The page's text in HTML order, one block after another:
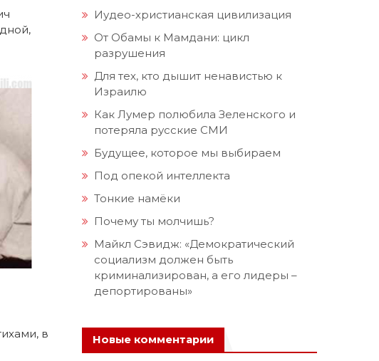
в
Иудео-христианская цивилизация
От Обамы к Мамдани: цикл
разрушения
Для тех, кто дышит ненавистью к
Израилю
Как Лумер полюбила Зеленского и
потеряла русские СМИ
Будущее, которое мы выбираем
Под опекой интеллекта
Тонкие намёки
Почему ты молчишь?
Майкл Сэвидж: «Демократический
социализм должен быть
криминализирован, а его лидеры –
депортированы»
Новые комментарии